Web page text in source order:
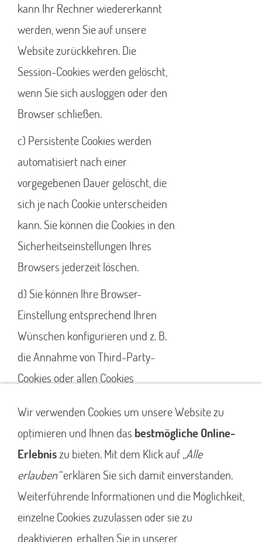
kann Ihr Rechner wiedererkannt
werden, wenn Sie auf unsere
Website zurückkehren. Die
Session-Cookies werden gelöscht,
wenn Sie sich ausloggen oder den
Browser schließen.
c) Persistente Cookies werden
automatisiert nach einer
vorgegebenen Dauer gelöscht, die
sich je nach Cookie unterscheiden
kann. Sie können die Cookies in den
Sicherheitseinstellungen Ihres
Browsers jederzeit löschen.
d) Sie können Ihre Browser-
Einstellung entsprechend Ihren
Wünschen konfigurieren und z. B.
die Annahme von Third-Party-
Cookies oder allen Cookies
hin, dass Sie eventuell nicht alle
Funktionen dieser Website nutzen
können.
Wir verwenden Cookies um unsere Website zu
optimieren und Ihnen das bestmögliche Online-
Erlebniszu bieten. Mit dem Klick auf„Alle
erlauben“erklären Sie sich damit einverstanden.
Weiterführende Informationen und die Möglichkeit,
einzelne Cookies zuzulassen oder sie zu
deaktivieren, erhalten Sie in unserer